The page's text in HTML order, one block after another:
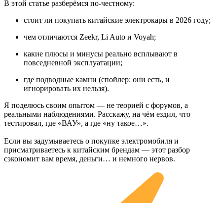
В этой статье разберёмся по-честному:
стоит ли покупать китайские электрокары в 2026 году;
чем отличаются Zeekr, Li Auto и Voyah;
какие плюсы и минусы реально всплывают в
повседневной эксплуатации;
где подводные камни (спойлер: они есть, и
игнорировать их нельзя).
Я поделюсь своим опытом — не теорией с форумов, а
реальными наблюдениями. Расскажу, на чём ездил, что
тестировал, где «ВАУ», а где «ну такое…».
Если вы задумываетесь о покупке электромобиля и
присматриваетесь к китайским брендам — этот разбор
сэкономит вам время, деньги… и немного нервов.